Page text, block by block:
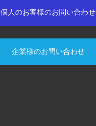
個人のお客様のお問い合わせ
企業様のお問い合わせ